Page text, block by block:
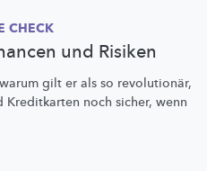
CHECK
und Risiken
warum gilt er als so revolutionär,
Kreditkarten noch sicher, wenn